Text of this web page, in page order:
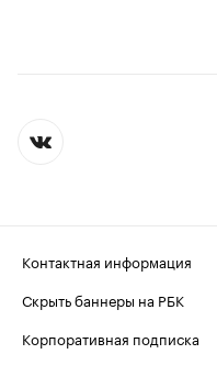
Контактная информация
Скрыть баннеры на РБК
Корпоративная подписка